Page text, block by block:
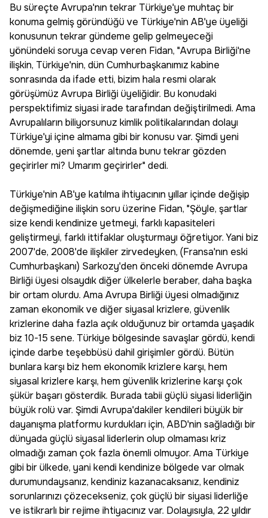
Bu süreçte Avrupa'nın tekrar Türkiye'ye muhtaç bir
konuma gelmiş göründüğü ve Türkiye'nin AB'ye üyeliği
konusunun tekrar gündeme gelip gelmeyeceği
yönündeki soruya cevap veren Fidan, "Avrupa Birliği'ne
ilişkin, Türkiye'nin, dün Cumhurbaşkanımız kabine
sonrasında da ifade etti, bizim hala resmi olarak
görüşümüz Avrupa Birliği üyeliğidir. Bu konudaki
perspektifimiz siyasi irade tarafından değiştirilmedi. Ama
Avrupalıların biliyorsunuz kimlik politikalarından dolayı
Türkiye'yi içine almama gibi bir konusu var. Şimdi yeni
dönemde, yeni şartlar altında bunu tekrar gözden
geçirirler mi? Umarım geçirirler" dedi.
Türkiye'nin AB'ye katılma ihtiyacının yıllar içinde değişip
değişmediğine ilişkin soru üzerine Fidan, "Şöyle, şartlar
size kendi kendinize yetmeyi, farklı kapasiteleri
geliştirmeyi, farklı ittifaklar oluşturmayı öğretiyor. Yani biz
2007'de, 2008'de ilişkiler zirvedeyken, (Fransa'nın eski
Cumhurbaşkanı) Sarkozy'den önceki dönemde Avrupa
Birliği üyesi olsaydık diğer ülkelerle beraber, daha başka
bir ortam olurdu. Ama Avrupa Birliği üyesi olmadığınız
zaman ekonomik ve diğer siyasal krizlere, güvenlik
krizlerine daha fazla açık olduğunuz bir ortamda yaşadık
biz 10-15 sene. Türkiye bölgesinde savaşlar gördü, kendi
içinde darbe teşebbüsü dahil girişimler gördü. Bütün
bunlara karşı biz hem ekonomik krizlere karşı, hem
siyasal krizlere karşı, hem güvenlik krizlerine karşı çok
şükür başarı gösterdik. Burada tabii güçlü siyasi liderliğin
büyük rolü var. Şimdi Avrupa'dakiler kendileri büyük bir
dayanışma platformu kurdukları için, ABD'nin sağladığı bir
dünyada güçlü siyasal liderlerin olup olmaması kriz
olmadığı zaman çok fazla önemli olmuyor. Ama Türkiye
gibi bir ülkede, yani kendi kendinize bölgede var olmak
durumundaysanız, kendiniz kazanacaksanız, kendiniz
sorunlarınızı çözecekseniz, çok güçlü bir siyasi liderliğe
ve istikrarlı bir rejime ihtiyacınız var. Dolayısıyla, 22 yıldır